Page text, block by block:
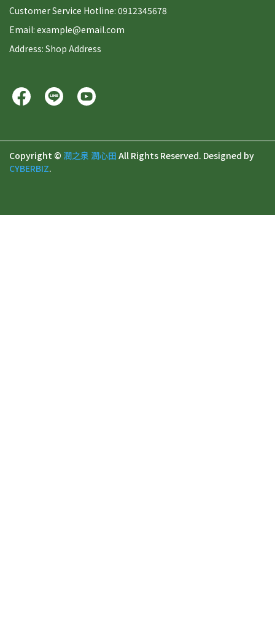
Customer Service Hotline: 0912345678
Email: example@email.com
Address: Shop Address
Copyright © 潤之泉 潤心田 All Rights Reserved. Designed by
CYBERBIZ.